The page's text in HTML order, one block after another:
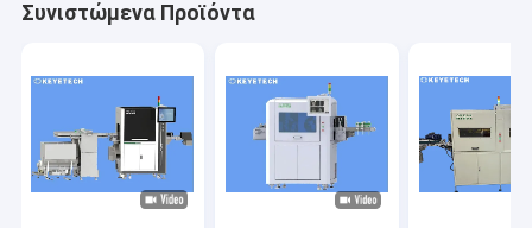
Συνιστώμενα Προϊόντα